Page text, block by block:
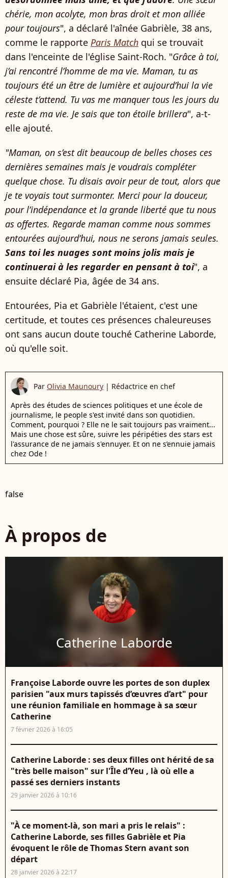
chérie, mon acolyte, mon bras droit et mon alliée
pour toujours", a déclaré l'aînée Gabrièle, 38 ans,
comme le rapporte Paris Match qui se trouvait
dans l'enceinte de l'église Saint-Roch. "Grâce à toi,
j’ai rencontré l’homme de ma vie. Maman, tu as
toujours été un être de lumière et aujourd’hui la vie
céleste t’attend. Tu vas me manquer tous les jours du
reste de ma vie. Je sais que ton étoile brillera", a-t-
elle ajouté.
"Maman, on s’est dit beaucoup de belles choses ces
dernières semaines mais je voudrais compléter
quelque chose. Tu disais avoir peur de tout, alors que
je te voyais tout surmonter. Merci pour la douceur,
pour l’indépendance et la grande liberté que tu nous
as offertes. Regarde maman comme nous sommes
entourées aujourd’hui, nous ne serons jamais seules.
Sans toi les nuages sont moins jolis mais je
continuerai à les regarder en pensant à toi", a
ensuite déclaré Pia, âgée de 34 ans.
Entourées, Pia et Gabrièle l'étaient, c'est une
certitude, et toutes ces présences chaleureuses
ont sans aucun doute touché Catherine Laborde,
où qu'elle soit.
Par Olivia Maunoury | Rédactrice en chef
Après des études de sciences politiques et une école de
journalisme, le people s'est invité dans son quotidien.
Comment, pourquoi ? Elle ne le sait toujours pas vraiment...
Mais une chose est sûre, suivre les péripéties des stars est
l'assurance de ne jamais s'ennuyer. Et on ne s’ennuie jamais
chez Ode !
false
À propos de
Catherine Laborde
Françoise Laborde ouvre les portes de son duplex
parisien "aux murs tapissés d’œuvres d’art" pour
une réunion familiale en hommage à sa sœur
Catherine
7 février 2026 à 16:05
Catherine Laborde : ses deux filles ont hérité de sa
"très belle maison" sur l'Île d’Yeu , là où elle a
passé ses derniers instants
29 janvier 2026 à 10:16
"À ce moment-là, son mari a pris le relais" :
Catherine Laborde, ses filles Gabrièle et Pia
évoquent le rôle de Thomas Stern avant son
départ
28 janvier 2026 à 22:17